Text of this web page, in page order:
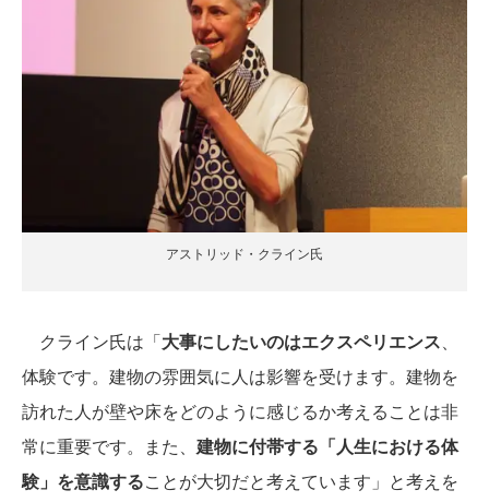
アストリッド・クライン氏
クライン氏は「大事にしたいのはエクスペリエンス、
体験です。建物の雰囲気に人は影響を受けます。建物を
訪れた人が壁や床をどのように感じるか考えることは非
常に重要です。また、 建物に付帯する「人生における体
験」を意識することが大切だと考えています」と考えを